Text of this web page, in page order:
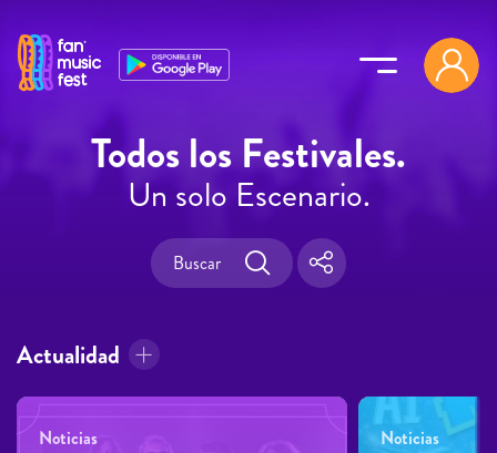
Todos los Festivales.
Un solo Escenario.
Actualidad
Noticias Noticias